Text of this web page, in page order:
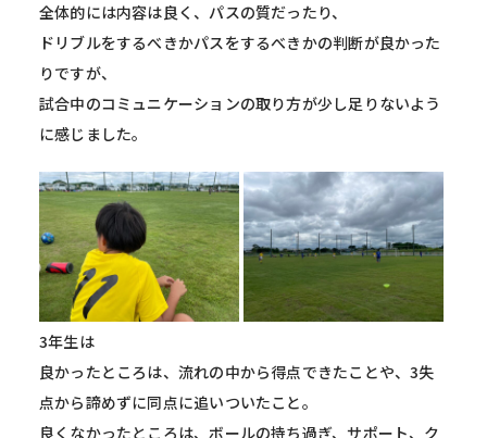
全体的には内容は良く、パスの質だったり、
ドリブルをするべきかパスをするべきかの判断が良かった
りですが、
試合中のコミュニケーションの取り方が少し足りないよう
に感じました。
3年生は
良かったところは、流れの中から得点できたことや、3失
点から諦めずに同点に追いついたこと。
良くなかったところは、ボールの持ち過ぎ、サポート、ク